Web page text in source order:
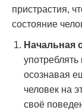
пристрастия,
состояние
Начальная
осознавая
человек на
своё